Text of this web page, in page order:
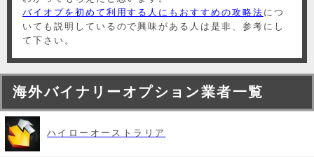
バイオプを初めて利用する人にもおすすめの攻略法 につ
いても説明しているので興味がある人は是非、参考にし
て下さい。
海外バイナリーオプション業者一覧
ハイローオーストラリア